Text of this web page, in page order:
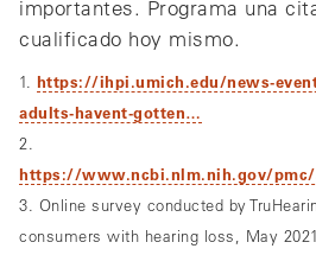
importantes. Programa una
cualificado hoy mismo.
1. https://ihpi.umich.edu/news-
adults-havent-gotten…
2.
https://www.ncbi.nlm.nih.gov/pmc/
3. Online survey conducted by
consumers with hearing loss, May